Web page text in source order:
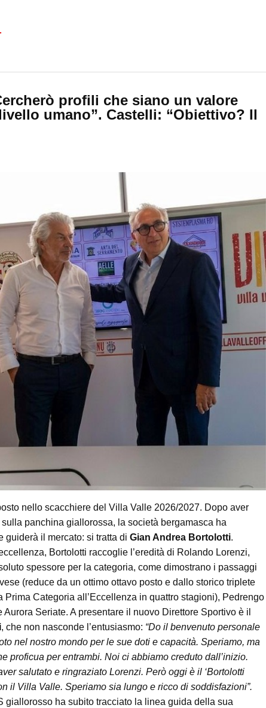
profili che siano un valore
umano”. Castelli: “Obiettivo? Il
nello scacchiere del Villa Valle 2026/2027. Dopo aver
panchina giallorossa, la società bergamasca ha
guiderà il mercato: si tratta di Gian Andrea Bortolotti.
Bortolotti raccoglie l’eredità di Rolando Lorenzi,
spessore per la categoria, come dimostrano i passaggi
(reduce da un ottimo ottavo posto e dallo storico triplete
Prima Categoria all’Eccellenza in quattro stagioni), Pedrengo
Seriate. A presentare il nuovo Direttore Sportivo è il
, che non nasconde l’entusiasmo: “Do il benvenuto personale
nel nostro mondo per le sue doti e capacità. Speriamo, ma
proficua per entrambi. Noi ci abbiamo creduto dall’inizio.
salutato e ringraziato Lorenzi. Però oggi è il ‘Bortolotti
il Villa Valle. Speriamo sia lungo e ricco di soddisfazioni”.
ha subito tracciato la linea guida della sua